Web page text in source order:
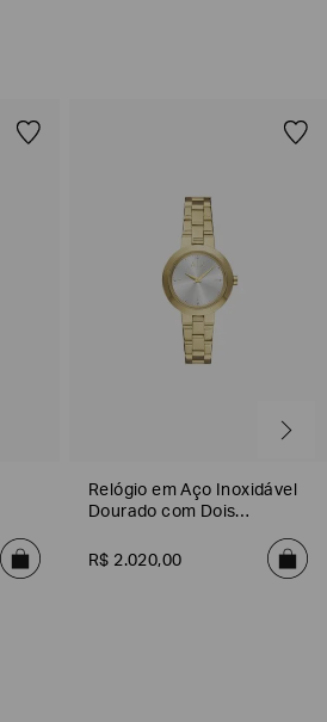
Relógio em Aço Inoxidável
Dourado com Dois
R$ 2.020,00